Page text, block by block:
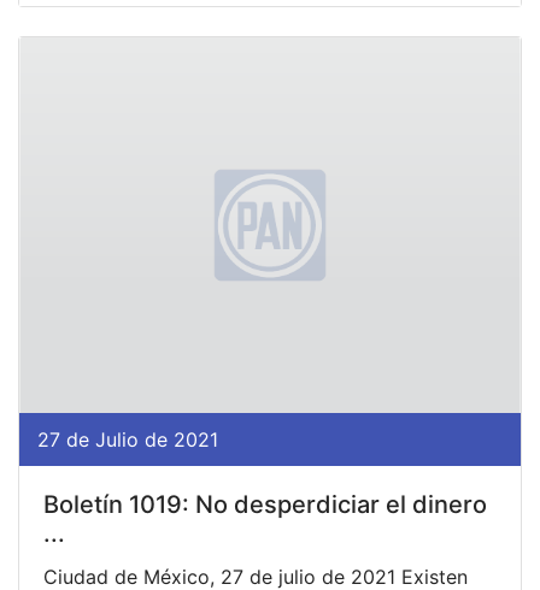
27 de Julio de 2021
Boletín 1019: No desperdiciar el dinero
...
Ciudad de México, 27 de julio de 2021 Existen